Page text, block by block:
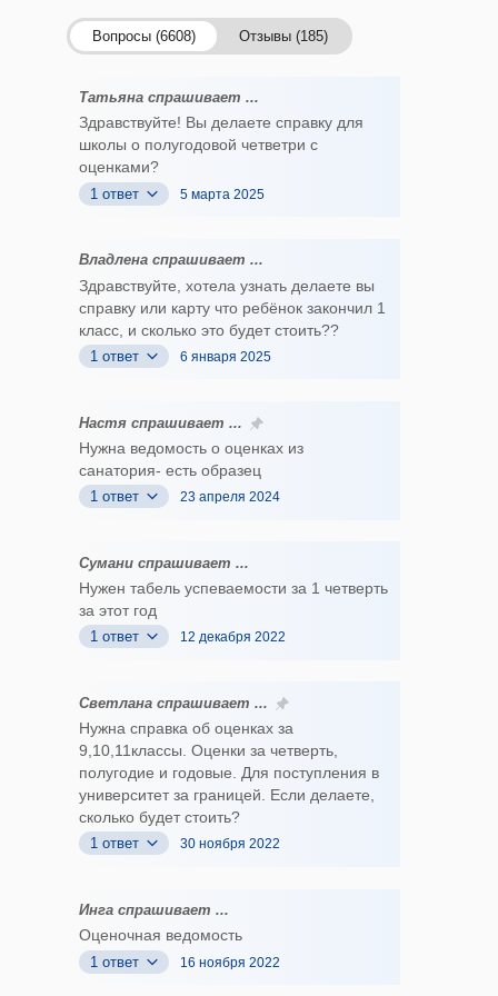
Вопросы (6608) Отзывы (185)
Татьяна спрашивает ...
Здравствуйте! Вы делаете справку для
школы о полугодовой четветри с
оценками?
1 ответ 5 марта 2025
Владлена спрашивает ...
Здравствуйте, хотела узнать делаете вы
справку или карту что ребёнок закончил 1
класс, и сколько это будет стоить??
1 ответ 6 января 2025
Настя спрашивает ...
Нужна ведомость о оценках из
санатория- есть образец
1 ответ 23 апреля 2024
Сумани спрашивает ...
Нужен табель успеваемости за 1 четверть
за этот год
1 ответ 12 декабря 2022
Светлана спрашивает ...
Нужна справка об оценках за
9,10,11классы. Оценки за четверть,
полугодие и годовые. Для поступления в
университет за границей. Если делаете,
сколько будет стоить?
1 ответ 30 ноября 2022
Инга спрашивает ...
Оценочная ведомость
1 ответ 16 ноября 2022